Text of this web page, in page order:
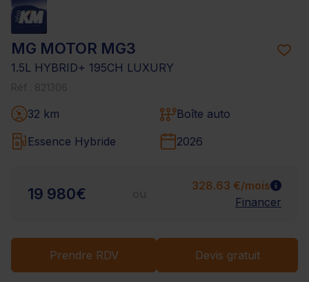
MG MOTOR MG3
1.5L HYBRID+ 195CH LUXURY
32 km
Boîte auto
Essence Hybride
2026
19 980€
328.63 €/mois
Financer
Prendre RDV Devis gratuit